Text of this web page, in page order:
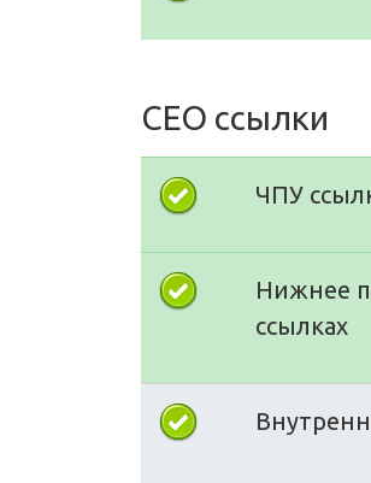
СЕО ссылки
ЧПУ
Нижнее
ссылках